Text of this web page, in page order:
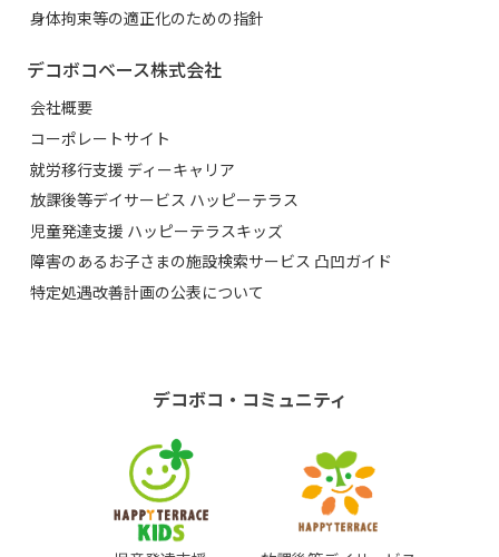
身体拘束等の適正化のための指針
デコボコベース株式会社
会社概要
コーポレートサイト
就労移行支援 ディーキャリア
放課後等デイサービス ハッピーテラス
児童発達支援 ハッピーテラスキッズ
障害のあるお子さまの施設検索サービス 凸凹ガイド
特定処遇改善計画の公表について
デコボコ・コミュニティ